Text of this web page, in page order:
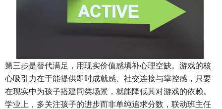
第三步是替代满足，用现实价值感填补心理空缺。游戏的核
心吸引力在于能提供即时成就感、社交连接与掌控感，只要
在现实中为孩子搭建同类场景，就能降低其对游戏的依赖。
学业上，多关注孩子的进步而非单纯追求分数，联动班主任